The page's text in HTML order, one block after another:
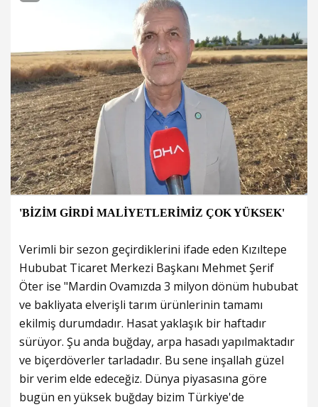
'BİZİM GİRDİ MALİYETLERİMİZ ÇOK YÜKSEK'
Verimli bir sezon geçirdiklerini ifade eden Kızıltepe
Hububat Ticaret Merkezi Başkanı Mehmet Şerif
Öter ise "Mardin Ovamızda 3 milyon dönüm hububat
ve bakliyata elverişli tarım ürünlerinin tamamı
ekilmiş durumdadır. Hasat yaklaşık bir haftadır
sürüyor. Şu anda buğday, arpa hasadı yapılmaktadır
ve biçerdöverler tarladadır. Bu sene inşallah güzel
bir verim elde edeceğiz. Dünya piyasasına göre
bugün en yüksek buğday bizim Türkiye'de